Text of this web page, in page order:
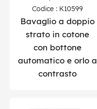
Codice : K10599
Bavaglio a doppio
strato in cotone
con bottone
automatico e orlo a
contrasto